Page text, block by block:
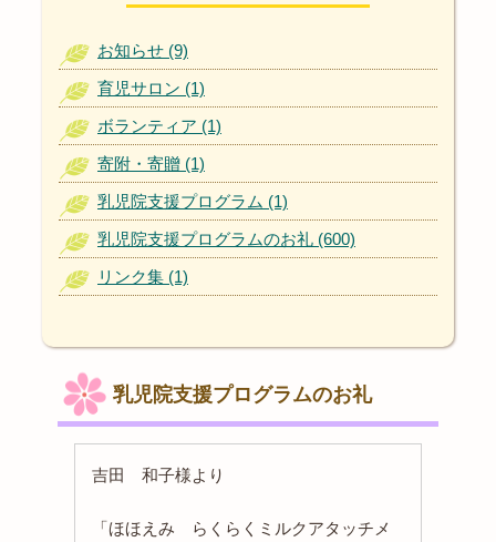
お知らせ (9)
育児サロン (1)
ボランティア (1)
寄附・寄贈 (1)
乳児院支援プログラム (1)
乳児院支援プログラムのお礼 (600)
リンク集 (1)
乳児院支援プログラムのお礼
吉田 和子様より
「ほほえみ らくらくミルクアタッチメ